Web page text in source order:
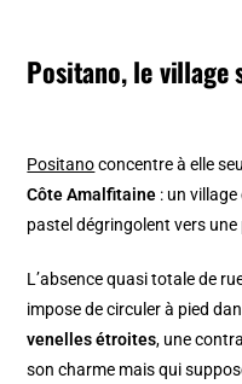
Positano, le village
Positanoconcentre à elle
Côte Amalfitaine : un
pastel dégringolent vers
L’absence quasi totale de
impose de circuler à pied
venelles étroites, une
son charme mais qui